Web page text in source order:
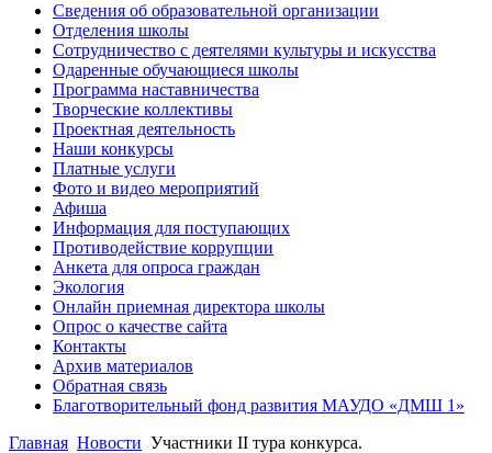
Сведения об образовательной организации
Отделения школы
Сотрудничество с деятелями культуры и искусства
Одаренные обучающиеся школы
Программа наставничества
Творческие коллективы
Проектная деятельность
Наши конкурсы
Платные услуги
Фото и видео мероприятий
Афиша
Информация для поступающих
Противодействие коррупции
Анкета для опроса граждан
Экология
Онлайн приемная директора школы
Опрос о качестве сайта
Контакты
Архив материалов
Обратная связь
Благотворительный фонд развития МАУДО «ДМШ 1»
Главная Новости Участники II тура конкурса.